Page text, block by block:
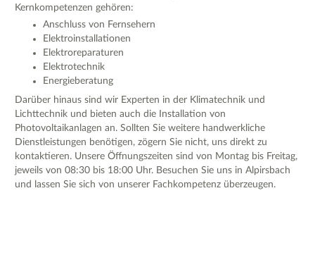
Kernkompetenzen gehören:
Anschluss von Fernsehern
Elektroinstallationen
Elektroreparaturen
Elektrotechnik
Energieberatung
Darüber hinaus sind wir Experten in der Klimatechnik und
Lichttechnik und bieten auch die Installation von
Photovoltaikanlagen an. Sollten Sie weitere handwerkliche
Dienstleistungen benötigen, zögern Sie nicht, uns direkt zu
kontaktieren. Unsere Öffnungszeiten sind von Montag bis Freitag,
jeweils von 08:30 bis 18:00 Uhr. Besuchen Sie uns in Alpirsbach
und lassen Sie sich von unserer Fachkompetenz überzeugen.